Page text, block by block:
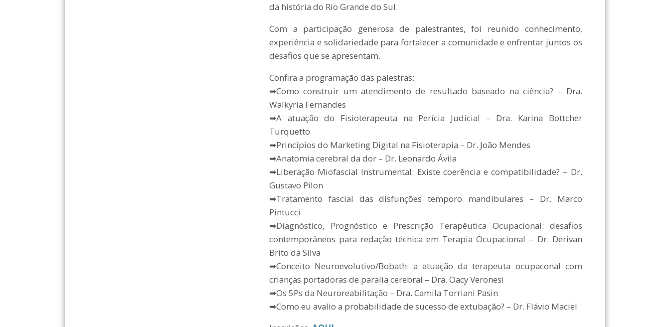
da história do Rio Grande do Sul.
Com a participação generosa de palestrantes, foi reunido conhecimento,
experiência e solidariedade para fortalecer a comunidade e enfrentar juntos os
desafios que se apresentam.
Confira a programação das palestras:
➡Como construir um atendimento de resultado baseado na ciência? – Dra.
Walkyria Fernandes
➡A atuação do Fisioterapeuta na Perícia Judicial – Dra. Karina Bottcher
Turquetto
➡Princípios do Marketing Digital na Fisioterapia – Dr. João Mendes
➡Anatomia cerebral da dor – Dr. Leonardo Ávila
➡Liberação Miofascial Instrumental: Existe coerência e compatibilidade? – Dr.
Gustavo Pilon
➡Tratamento fascial das disfunções temporo mandibulares – Dr. Marco
Pintucci
➡Diagnóstico, Prognóstico e Prescrição Terapêutica Ocupacional: desafios
contemporâneos para redação técnica em Terapia Ocupacional – Dr. Derivan
Brito da Silva
➡Conceito Neuroevolutivo/Bobath: a atuação da terapeuta ocupaconal com
crianças portadoras de paralia cerebral – Dra. Oacy Veronesi
➡Os 5Ps da Neuroreabilitação – Dra. Camila Torriani Pasin
➡Como eu avalio a probabilidade de sucesso de extubação? – Dr. Flávio Maciel